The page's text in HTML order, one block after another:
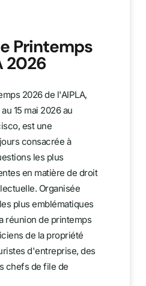
Printemps
2026
2026 de l'AIPLA,
15 mai 2026 au
est une
consacrée à
les plus
en matière de droit
Organisée
plus emblématiques
réunion de printemps
de la propriété
d'entreprise, des
chefs de file de